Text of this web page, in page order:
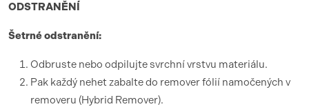
ODSTRANĚNÍ
Šetrné odstranění:
Odbruste nebo odpilujte svrchní vrstvu materiálu.
Pak každý nehet zabalte do remover fólií namočených v
removeru (Hybrid Remover).